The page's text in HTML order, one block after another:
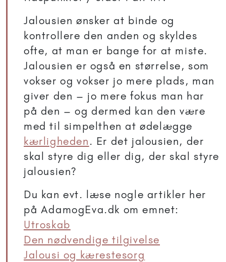
Jalousien ønsker at binde og
kontrollere den anden og skyldes
ofte, at man er bange for at miste.
Jalousien er også en størrelse, som
vokser og vokser jo mere plads, man
giver den – jo mere fokus man har
på den – og dermed kan den være
med til simpelthen at ødelægge
kærligheden . Er det jalousien, der
skal styre dig eller dig, der skal styre
jalousien?
Du kan evt. læse nogle artikler her
på AdamogEva.dk om emnet:
Utroskab
Den nødvendige tilgivelse
Jalousi og kærestesorg